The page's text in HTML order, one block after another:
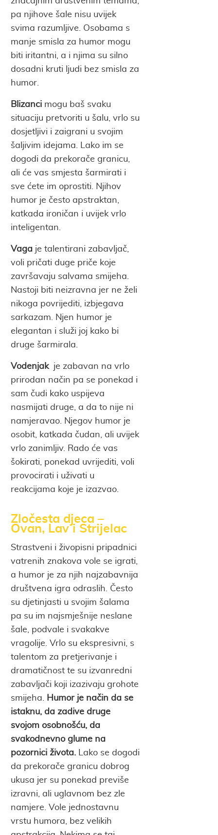
pa njihove šale nisu uvijek
svima razumljive. Osobama s
manje smisla za humor mogu
biti iritantni, a i njima su silno
dosadni kruti ljudi bez smisla za
humor.
Blizanci mogu baš svaku
situaciju pretvoriti u šalu, vrlo su
dosjetljivi i zaigrani u svojim
šaljivim idejama. Lako im se
dogodi da prekorače granicu,
ali će vas smjesta šarmirati i
sve ćete im oprostiti. Njihov
humor je često apstraktan,
katkada ironičan i uvijek vrlo
inteligentan.
Vaga je talentirani zabavljač,
voli pričati duge priče koje
završavaju salvama smijeha.
Nastoji biti neizravna jer ne želi
nikoga povrijediti, izbjegava
sarkazam. Njen humor je
elegantan i služi joj kako bi
druge šarmirala.
Vodenjak je zabavan na vrlo
prirodan način pa se ponekad i
sam čudi kako uspijeva
nasmijati druge, a da to nije ni
namjeravao. Njegov humor je
osobit, katkada čudan, ali uvijek
vrlo zanimljiv. Rado će vas
šokirati, ponekad uvrijediti, voli
provocirati i uživati u
reakcijama koje je izazvao.
Zločesta djeca –
Ovan, Lav i Strijelac
Strastveni i živopisni pripadnici
vatrenih znakova vole se igrati,
a humor je za njih najzabavnija
društvena igra odraslih. Često
su djetinjasti u svojim šalama
pa su im najsmješnije neslane
šale, podvale i svakakve
vragolije. Vrlo su ekspresivni, s
talentom za pretjerivanje i
dramatičnost te su izvanredni
zabavljači koji izazivaju grohote
smijeha. Humor je način da se
istaknu, da zadive druge
svojom osobnošću, da
svakodnevno glume na
pozornici života. Lako se dogodi
da prekorače granicu dobrog
ukusa jer su ponekad previše
izravni, ali uglavnom bez zle
namjere. Vole jednostavnu
vrstu humora, bez velikih